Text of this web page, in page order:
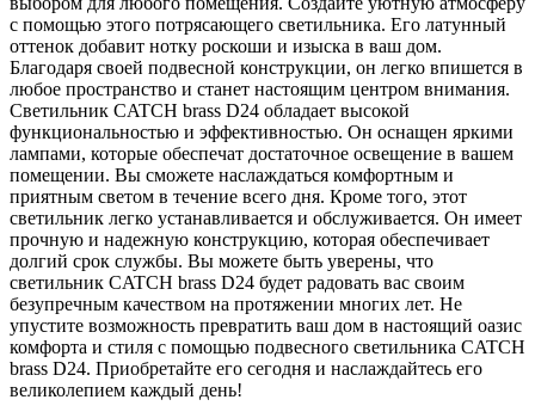
с помощью этого потрясающего светильника. Его латунный
оттенок добавит нотку роскоши и изыска в ваш дом.
Благодаря своей подвесной конструкции, он легко впишется в
любое пространство и станет настоящим центром внимания.
Светильник CATCH brass D24 обладает высокой
функциональностью и эффективностью. Он оснащен яркими
лампами, которые обеспечат достаточное освещение в вашем
помещении. Вы сможете наслаждаться комфортным и
приятным светом в течение всего дня. Кроме того, этот
светильник легко устанавливается и обслуживается. Он имеет
прочную и надежную конструкцию, которая обеспечивает
долгий срок службы. Вы можете быть уверены, что
светильник CATCH brass D24 будет радовать вас своим
безупречным качеством на протяжении многих лет. Не
упустите возможность превратить ваш дом в настоящий оазис
комфорта и стиля с помощью подвесного светильника CATCH
brass D24. Приобретайте его сегодня и наслаждайтесь его
великолепием каждый день!